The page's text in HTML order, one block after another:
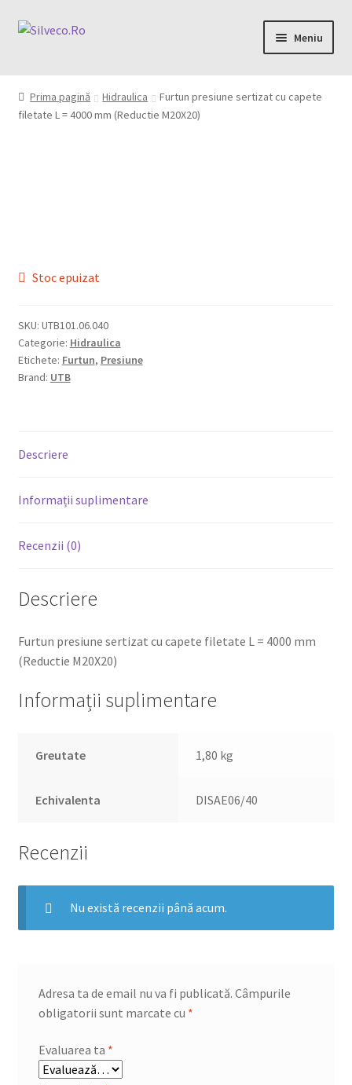
Meniu
Despre
Prima pagină Hidraulica
Furtun presiune sertizat cu capete
filetate L = 4000 mm (Reductie M20X20)
Stoc epuizat
SKU: UTB101.06.040
Categorie: Hidraulica
Etichete: Furtun, Presiune
Brand: UTB
Descriere
Informații suplimentare
Recenzii (0)
Descriere
Furtun presiune sertizat cu capete filetate L = 4000 mm
(Reductie M20X20)
Informații suplimentare
Greutate 1,80 kg
Echivalenta DISAE06/40
Recenzii
Nu există recenzii până acum.
Adresa ta de email nu va fi publicată. Câmpurile
obligatorii sunt marcate cu *
Evaluarea ta *